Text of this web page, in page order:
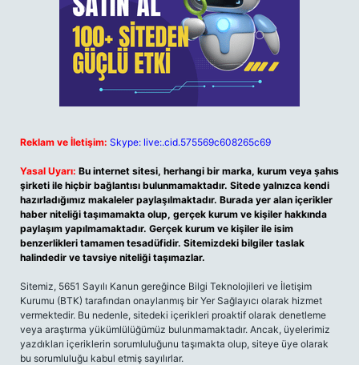
Reklam ve İletişim: Skype: live:.cid.575569c608265c69
Yasal Uyarı: Bu internet sitesi, herhangi bir marka, kurum veya şahıs
şirketi ile hiçbir bağlantısı bulunmamaktadır. Sitede yalnızca kendi
hazırladığımız makaleler paylaşılmaktadır. Burada yer alan içerikler
haber niteliği taşımamakta olup, gerçek kurum ve kişiler hakkında
paylaşım yapılmamaktadır. Gerçek kurum ve kişiler ile isim
benzerlikleri tamamen tesadüfidir. Sitemizdeki bilgiler taslak
halindedir ve tavsiye niteliği taşımazlar.
Sitemiz, 5651 Sayılı Kanun gereğince Bilgi Teknolojileri ve İletişim
Kurumu (BTK) tarafından onaylanmış bir Yer Sağlayıcı olarak hizmet
vermektedir. Bu nedenle, sitedeki içerikleri proaktif olarak denetleme
veya araştırma yükümlülüğümüz bulunmamaktadır. Ancak, üyelerimiz
yazdıkları içeriklerin sorumluluğunu taşımakta olup, siteye üye olarak
bu sorumluluğu kabul etmiş sayılırlar.